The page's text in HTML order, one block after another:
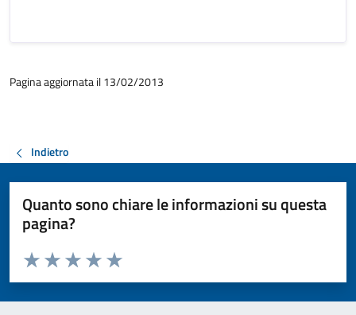
Pagina aggiornata il 13/02/2013
Indietro
Quanto sono chiare le informazioni su questa
pagina?
Valuta da 1 a 5 stelle la pagina
Valuta 5 stelle su 5
Valuta 4 stelle su 5
Valuta 3 stelle su 5
Valuta 2 stelle su 5
Valuta 1 stelle su 5